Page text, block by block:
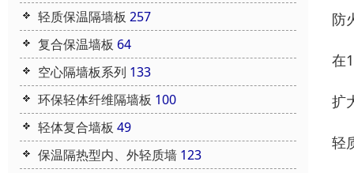
轻质保温隔墙板 257
复合保温墙板 64
空心隔墙板系列 133
环保轻体纤维隔墙板 100
轻体复合墙板 49
保温隔热型内、外轻质墙 123
防
在
扩
轻